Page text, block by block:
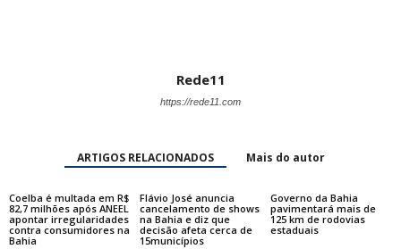
Rede11
https://rede11.com
ARTIGOS RELACIONADOS Mais do autor
Coelba é multada em R$
82,7 milhões após ANEEL
apontar irregularidades
contra consumidores na
Bahia
Flávio José anuncia
cancelamento de shows
na Bahia e diz que
decisão afeta cerca de
15municípios
Governo da Bahia
pavimentará mais de
125 km de rodovias
estaduais